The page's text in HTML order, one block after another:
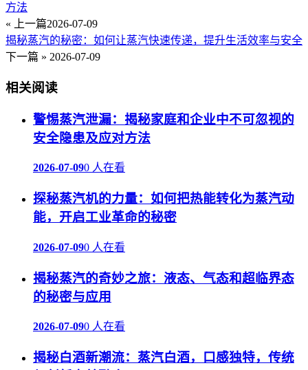
方法
« 上一篇2026-07-09
揭秘蒸汽的秘密：如何让蒸汽快速传递，提升生活效率与安全
下一篇 » 2026-07-09
相关阅读
警惕蒸汽泄漏：揭秘家庭和企业中不可忽视的
安全隐患及应对方法
2026-07-090 人在看
探秘蒸汽机的力量：如何把热能转化为蒸汽动
能，开启工业革命的秘密
2026-07-090 人在看
揭秘蒸汽的奇妙之旅：液态、气态和超临界态
的秘密与应用
2026-07-090 人在看
揭秘白酒新潮流：蒸汽白酒，口感独特，传统